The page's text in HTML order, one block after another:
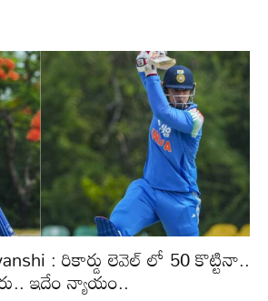
: రికార్డు లెవెల్ లో 50 కొట్టినా..
ఇదేం న్యాయం..